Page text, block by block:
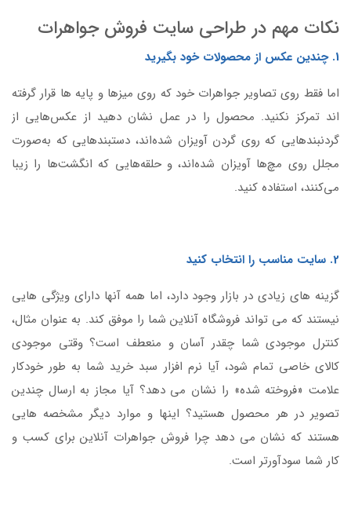
نکات مهم در طراحی سایت فروش جواهرات
1. چندین عکس از محصولات خود بگیرید
اما فقط روی تصاویر جواهرات خود که روی میزها و پایه ها قرار گرفته
اند تمرکز نکنید. محصول را در عمل نشان دهید از عکس‌هایی از
گردنبندهایی که روی گردن آویزان شده‌اند، دستبندهایی که به‌صورت
مجلل روی مچ‌ها آویزان شده‌اند، و حلقه‌هایی که انگشت‌ها را زیبا
می‌کنند، استفاده کنید.
2. سایت مناسب را انتخاب کنید
گزینه های زیادی در بازار وجود دارد، اما همه آنها دارای ویژگی هایی
نیستند که می تواند فروشگاه آنلاین شما را موفق کند. به عنوان مثال،
کنترل موجودی شما چقدر آسان و منعطف است؟ وقتی موجودی
کالای خاصی تمام شود، آیا نرم افزار سبد خرید شما به طور خودکار
علامت «فروخته شده» را نشان می دهد؟ آیا مجاز به ارسال چندین
تصویر در هر محصول هستید؟ اینها و موارد دیگر مشخصه هایی
هستند که نشان می دهد چرا فروش جواهرات آنلاین برای کسب و
کار شما سودآورتر است.